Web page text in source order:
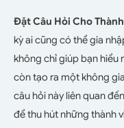
Đặt Câu Hỏi Cho
kỳ ai cũng có thể gia
không chỉ giúp bạn hiểu
còn tạo ra một không
câu hỏi này liên quan
để thu hút những thành